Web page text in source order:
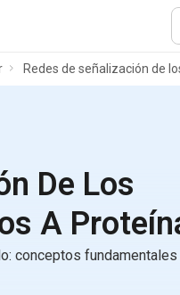
Redes de señalización de
De Los
A
conceptos fundamentales